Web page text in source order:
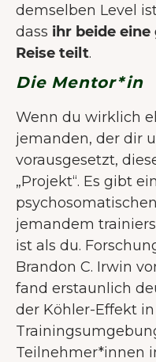
demselben Level
dass ihr beide
Reise teilt.
Die Mentor*in
Wenn du wirklich
jemanden, der dir
vorausgesetzt,
„Projekt“. Es gibt
jemandem
ist als du.
Brandon C. Irwin
fand erstaunlich
der Köhler-Effekt
Teilnehmer*innen